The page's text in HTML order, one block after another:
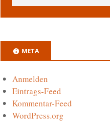
META
Anmelden
Eintrags-Feed
Kommentar-Feed
WordPress.org